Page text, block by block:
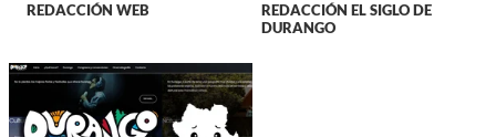
REDACCIÓN WEB
REDACCIÓN EL SIGLO DE
DURANGO